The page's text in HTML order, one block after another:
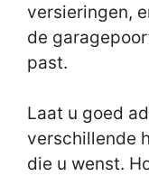
versieringen,
de
past.
Laat u goed
verschillende
die u wenst.